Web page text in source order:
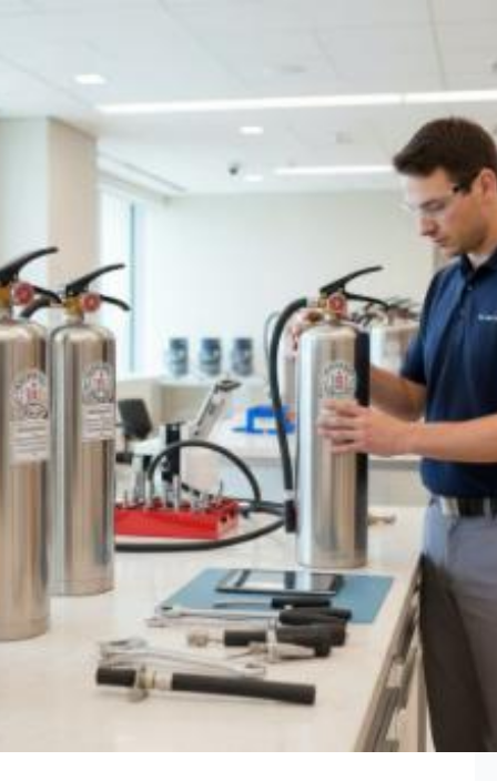
Quanto costa
controllo periodico
estintori a norma a
Terni? Prezzi e tariffe
2026
Il costo medio per controllo periodico estintori
a norma va da8€ a 300€
Vuoi sapere il prezzo preciso per controllo periodico estintori a
norma? Ottieni preventivi gratuiti.
È completamente gratuito
Trova tecnici